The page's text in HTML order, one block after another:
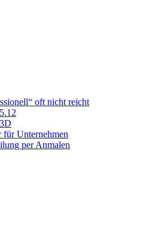
oft nicht reicht
Unternehmen
per Anmalen